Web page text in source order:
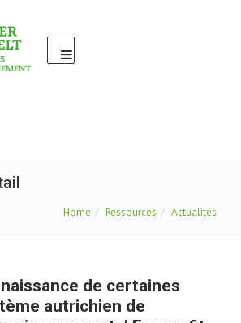
Home Ressources Actualités
de certaines
autrichien de